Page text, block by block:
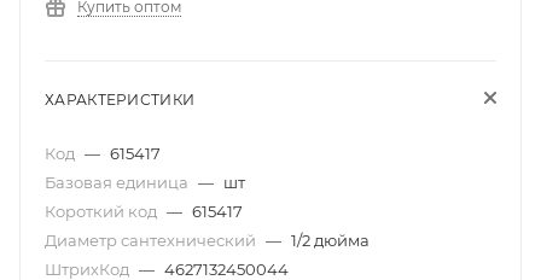
Купить оптом
ХАРАКТЕРИСТИКИ
Код — 615417
Базовая единица — шт
Короткий код — 615417
Диаметр сантехнический — 1/2 дюйма
ШтрихКод — 4627132450044